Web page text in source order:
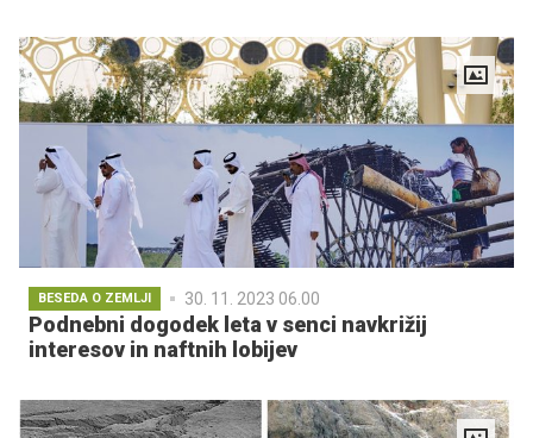
BESEDA O ZEMLJI 30. 11. 2023 06.00
Podnebni dogodek leta v senci navkrižij
interesov in naftnih lobijev